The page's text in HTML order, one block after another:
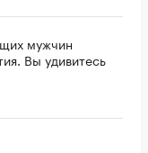
мужчин
Вы удивитесь